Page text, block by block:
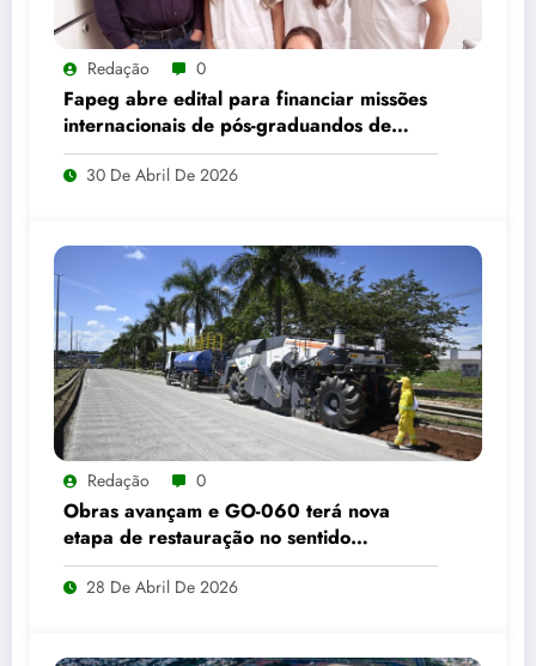
Redação 0
Fapeg abre edital para financiar missões
internacionais de pós-graduandos de
Goiás
30 De Abril De 2026
Redação 0
Obras avançam e GO-060 terá nova
etapa de restauração no sentido
Goiânia–Trindade a partir de maio
28 De Abril De 2026